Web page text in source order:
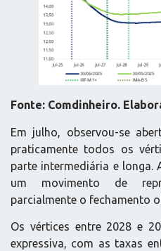
Fonte: Comdinheiro.
Em julho, observou-se
praticamente todos os
parte intermediária e longa.
um movimento de
parcialmente o fechamento
Os vértices entre 2028 e
expressiva, com as taxas